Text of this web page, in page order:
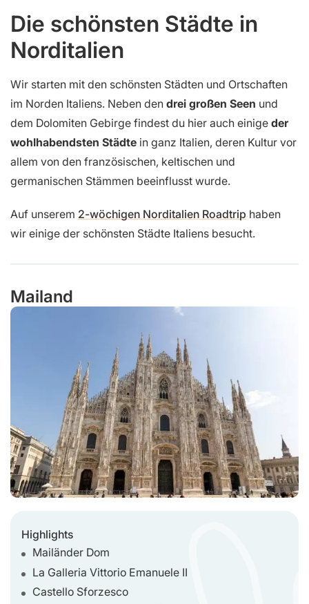
Die schönsten Städte in
Norditalien
Wir starten mit den schönsten Städten und Ortschaften
im Norden Italiens. Neben den drei großen Seen und
dem Dolomiten Gebirge findest du hier auch einige der
wohlhabendsten Städte in ganz Italien, deren Kultur vor
allem von den französischen, keltischen und
germanischen Stämmen beeinflusst wurde.
Auf unserem 2-wöchigen Norditalien Roadtrip haben
wir einige der schönsten Städte Italiens besucht.
Mailand
Highlights
Mailänder Dom
La Galleria Vittorio Emanuele II
Castello Sforzesco